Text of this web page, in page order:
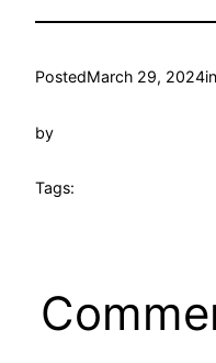
PostedMarch 29, 2024in
by
Tags: